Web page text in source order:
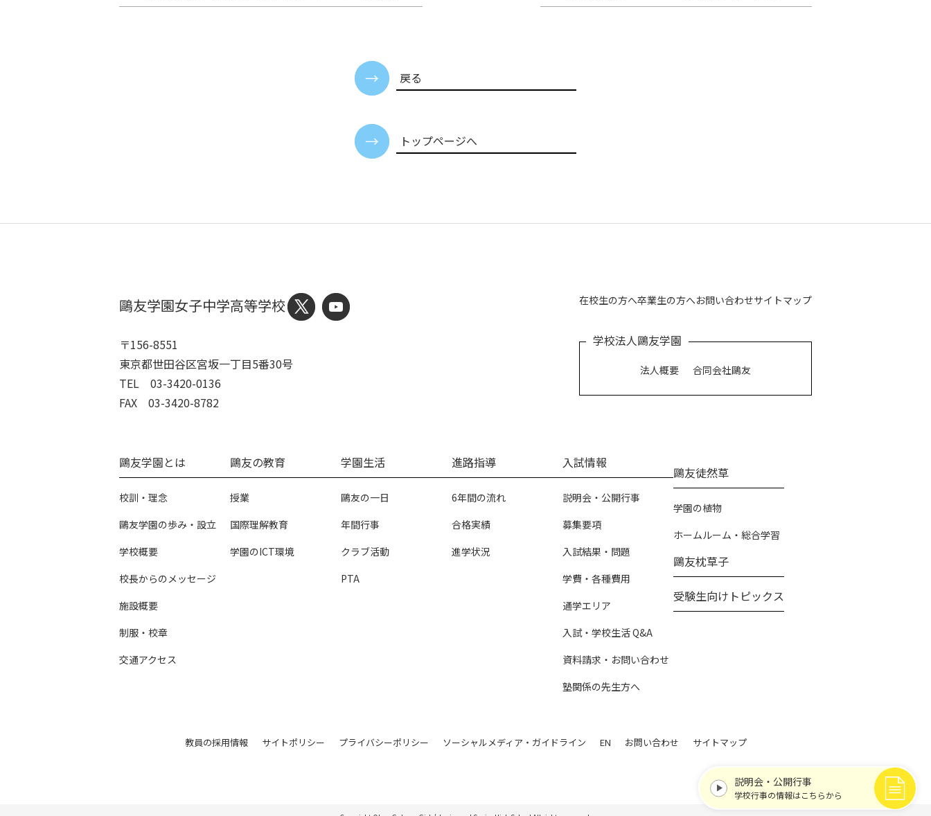
戻る
トップページへ
鷗友学園女子中学高等学校
〒156-8551
東京都世田谷区宮坂一丁目5番30号
TEL 03-3420-0136
FAX 03-3420-8782
在校生の方へ卒業生の方へお問い合わせサイトマップ
学校法人鷗友学園
法人概要 合同会社鷗友
鷗友学園とは
校訓・理念
鷗友学園の歩み・設立
学校概要
校長からのメッセージ
施設概要
制服・校章
交通アクセス
鷗友の教育
授業
国際理解教育
学園のICT環境
学園生活
鷗友の一日
年間行事
クラブ活動
PTA
進路指導
6年間の流れ
合格実績
進学状況
入試情報
説明会・公開行事
募集要項
入試結果・問題
学費・各種費用
通学エリア
入試・学校生活 Q&A
資料請求・お問い合わせ
塾関係の先生方へ
鷗友徒然草
学園の植物
ホームルーム・総合学習
鷗友枕草子
受験生向けトピックス
教員の採用情報 サイトポリシー プライバシーポリシー ソーシャルメディア・ガイドライン EN お問い合わせ サイトマップ
説明会・公開行事
学校行事の情報はこちらから